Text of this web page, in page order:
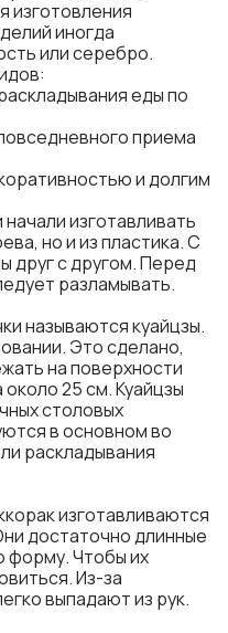
изготовления
иногда
или серебро.
еды по
приема
и долгим
изготавливать
но и из пластика. С
друг с другом. Перед
разламывать.
называются куайцзы.
Это сделано,
на поверхности
около 25 см. Куайцзы
столовых
в основном во
раскладывания
изготавливаются
достаточно длинные
форму. Чтобы их
Из-за
выпадают из рук.